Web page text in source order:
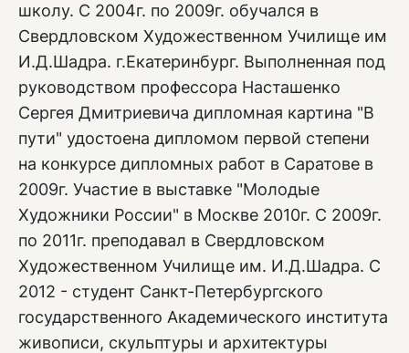
школу. С 2004г. по 2009г. обучался в
Свердловском Художественном Училище им
И.Д.Шадра. г.Екатеринбург. Выполненная под
руководством профессора Насташенко
Сергея Дмитриевича дипломная картина "В
пути" удостоена дипломом первой степени
на конкурсе дипломных работ в Саратове в
2009г. Участие в выставке "Молодые
Художники России" в Москве 2010г. С 2009г.
по 2011г. преподавал в Свердловском
Художественном Училище им. И.Д.Шадра. С
2012 - студент Санкт-Петербургского
государственного Академического института
живописи, скульптуры и архитектуры